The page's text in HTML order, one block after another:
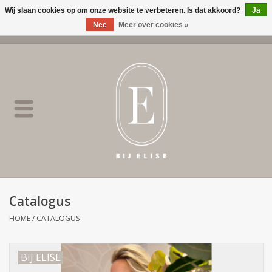
BIJ ELISE
SALE
Merken
Catalogus
HOME/ CATALOGUS
BIJ ELISE
Wij slaan cookies op om onze website te verbeteren. Is dat akkoord?
Ja
Nee
Meer over cookies »